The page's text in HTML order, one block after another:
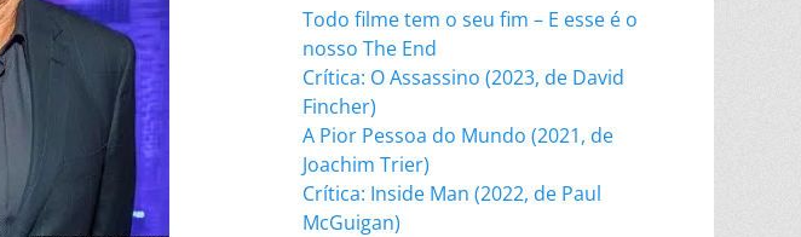
Todo filme tem o seu fim – E esse é o
nosso The End
Crítica: O Assassino (2023, de David
Fincher)
A Pior Pessoa do Mundo (2021, de
Joachim Trier)
Crítica: Inside Man (2022, de Paul
McGuigan)